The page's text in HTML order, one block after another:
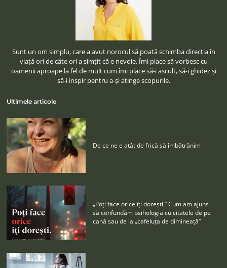
Sunt un om simplu, care a avut norocul să poată schimba direcţia în
viaţă ori de câte ori a simţit că e nevoie. Îmi place să vorbesc cu
oamenii aproape la fel de mult cum îmi place să-i ascult, să-i ghidez şi
să-i inspir pentru a-şi atinge scopurile.
Ultimele articole
De ce ne e atât de frică să îmbătrânim
„Poţi face orice îţi doreşti.” Cum am ajuns
să confundăm psihologia cu citatele de pe
cană sau de la „cafeluţa de dimineaţă”